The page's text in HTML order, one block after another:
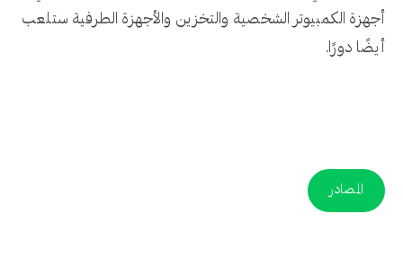
أجهزة الكمبيوتر الشخصية والتخزين والأجهزة الطرفية ستلعب
أيضًا دورًا.
المصادر